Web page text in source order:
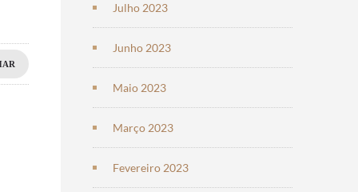
Julho 2023
Junho 2023
Maio 2023
Março 2023
Fevereiro 2023